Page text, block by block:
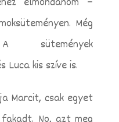
Még
Luca kis szíve is.
Marcit, csak egyet